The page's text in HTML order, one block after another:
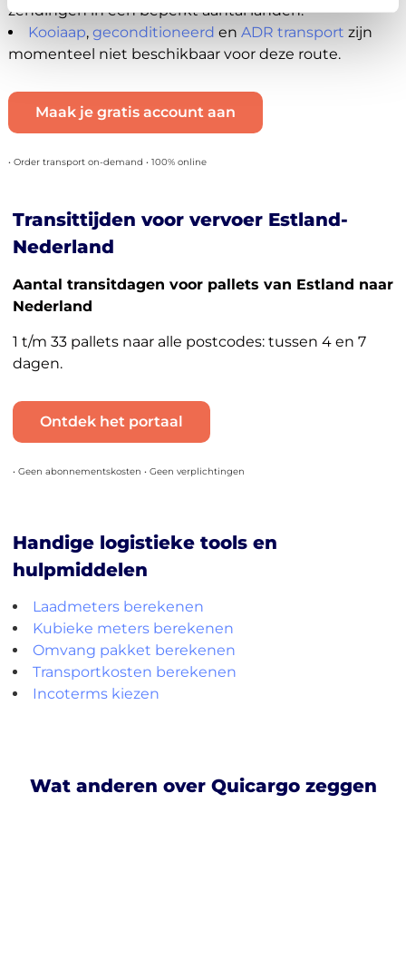
zendingen in een beperkt aantal landen.
Kooiaap, geconditioneerd en ADR transport zijn
momenteel niet beschikbaar voor deze route.
Maak je gratis account aan
• Order transport on-demand • 100% online
Transittijden voor vervoer Estland-
Nederland
Aantal transitdagen voor pallets van Estland naar
Nederland
1 t/m 33 pallets naar alle postcodes: tussen 4 en 7
dagen.
Ontdek het portaal
• Geen abonnementskosten • Geen verplichtingen
Handige logistieke tools en
hulpmiddelen
Laadmeters berekenen
Kubieke meters berekenen
Omvang pakket berekenen
Transportkosten berekenen
Incoterms kiezen
Wat anderen over Quicargo zeggen